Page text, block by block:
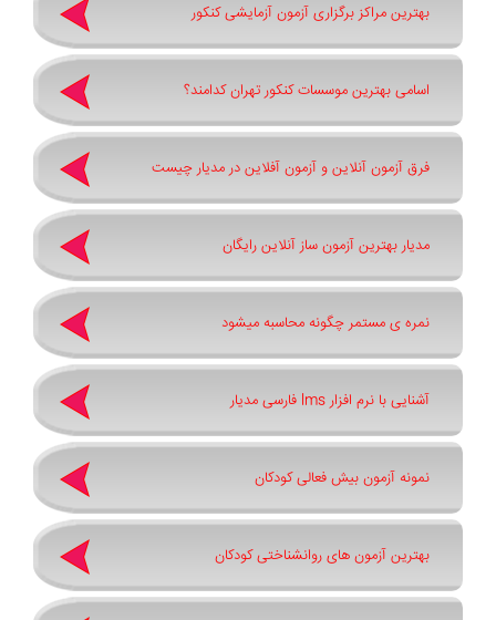
بهترین مراکز برگزاری آزمون آزمایشی کنکور
اسامی بهترین موسسات کنکور تهران کدامند؟
فرق آزمون آنلاین و آزمون آفلاین در مدیار چیست
مدیار بهترین آزمون ساز آنلاین رایگان
نمره ی مستمر چگونه محاسبه میشود
آشنایی با نرم افزار lms فارسی مدیار
نمونه آزمون بیش فعالی کودکان
بهترین آزمون های روانشناختی کودکان